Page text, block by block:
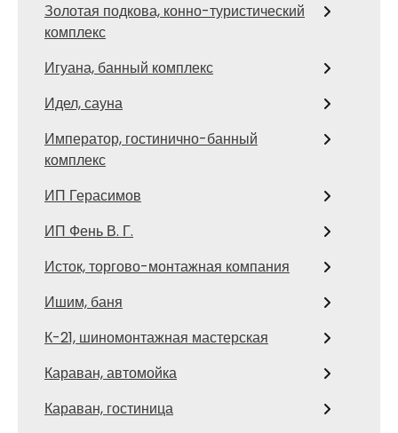
Золотая подкова, конно-туристический
комплекс
Игуана, банный комплекс
Идел, сауна
Император, гостинично-банный
комплекс
ИП Герасимов
ИП Фень В. Г.
Исток, торгово-монтажная компания
Ишим, баня
К-21, шиномонтажная мастерская
Караван, автомойка
Караван, гостиница